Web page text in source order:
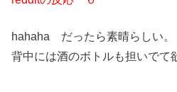
hahaha だったら素晴らしい。
背中には酒のボトルも担いでて